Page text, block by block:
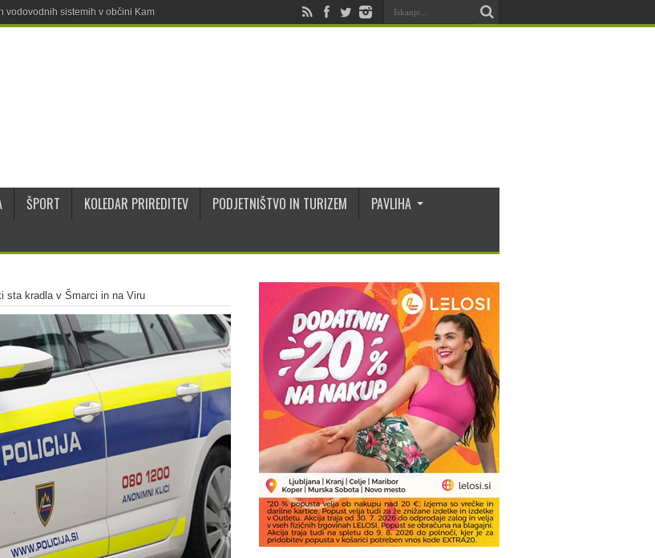
sistemih v občini Kamnik
ŠPORT KOLEDAR PRIREDITEV PODJETNIŠTVO IN TURIZEM
PAVLIHA
sta kradla v Šmarci in na Viru